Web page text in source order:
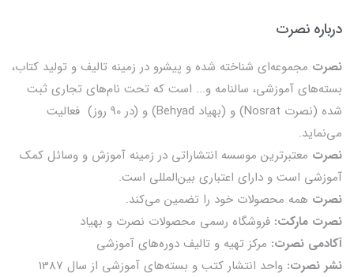
درباره نصرت
نصرت مجموعه‌ای شناخته شده و پیشرو در زمینه تالیف و تولید کتاب،
بسته‌های آموزشی، سالنامه و... است که تحت نام‌های تجاری ثبت
شده (نصرت Nosrat) و (بهیاد Behyad) و (در 90 روز) فعالیت
می‌نماید.
نصرت معتبرترین موسسه انتشاراتی در زمینه آموزش و وسائل کمک
آموزشی است و دارای اعتباری بین‌المللی است.
نصرت همه محصولات خود را تضمين می‌كند.
نصرت مارکت: فروشگاه رسمی محصولات نصرت و بهیاد
آکادمی نصرت: مرکز تهیه و تالیف دوره‌های آموزشی
نشر نصرت: واحد انتشار کتب و بسته‌های آموزشی از سال 1387